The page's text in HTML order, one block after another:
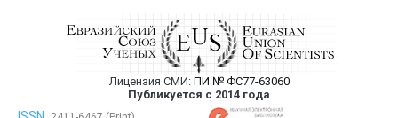
Евразийский Союз Ученых —
Лицензия СМИ: ПИ № ФС77-63060
Публикуется с 2014 года